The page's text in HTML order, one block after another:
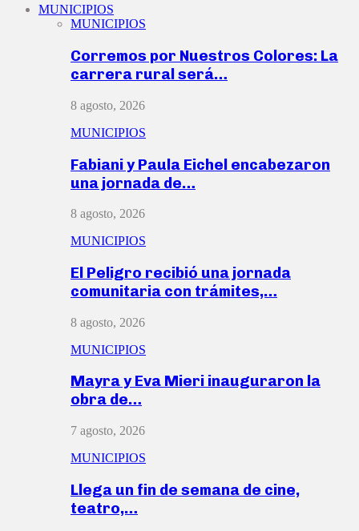
MUNICIPIOS
MUNICIPIOS
Corremos por Nuestros Colores: La
carrera rural será…
8 agosto, 2026
MUNICIPIOS
Fabiani y Paula Eichel encabezaron
una jornada de…
8 agosto, 2026
MUNICIPIOS
El Peligro recibió una jornada
comunitaria con trámites,…
8 agosto, 2026
MUNICIPIOS
Mayra y Eva Mieri inauguraron la
obra de…
7 agosto, 2026
MUNICIPIOS
Llega un fin de semana de cine,
teatro,…